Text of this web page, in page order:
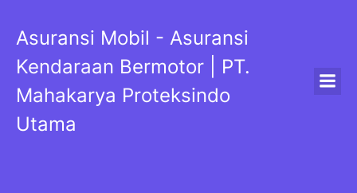
content
Asuransi Mobil - Asuransi
Kendaraan Bermotor | PT.
Mahakarya Proteksindo
Utama